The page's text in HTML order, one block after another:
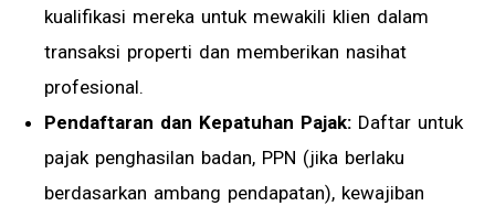
kualifikasi mereka untuk mewakili klien dalam
transaksi properti dan memberikan nasihat
profesional.
Pendaftaran dan Kepatuhan Pajak: Daftar untuk
pajak penghasilan badan, PPN (jika berlaku
berdasarkan ambang pendapatan), kewajiban